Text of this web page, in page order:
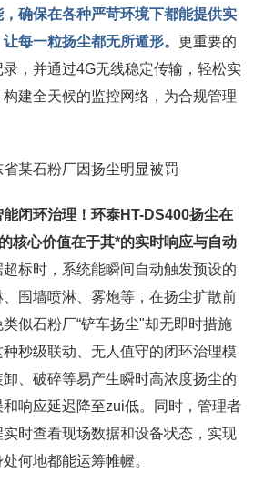
确保在各种严苛环境下都能提供实
每一粒扬尘都无所遁形。更重要的
，并通过4G无线稳定传输，轻松实
建全天候的监控网络，为合规管理
闭环治理！环泰HT-DS400扬尘在
核心价值在于其*的实时响应与自动
超标时，系统能瞬间自动触发预设的
围墙喷淋、雾炮等，在扬尘扩散前
似石粉厂“铲车扬尘"却无即时措施
秒级联动、无人值守的闭环治理模
、破碎等易产生瞬时高浓度扬尘的
响应延迟降至zui低。同时，管理者
时查看现场数据和设备状态，实现
何地都能运筹帷幄。